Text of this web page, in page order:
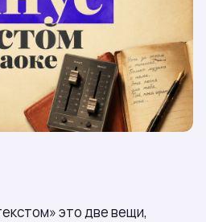
это две вещи,